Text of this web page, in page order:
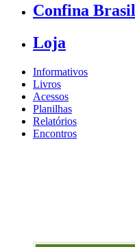
Confina Brasil
Loja
Informativos
Livros
Acessos
Planilhas
Relatórios
Encontros